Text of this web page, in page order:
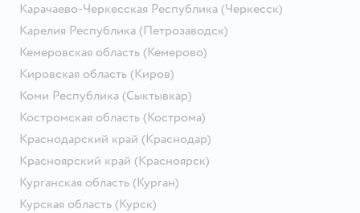
Карачаево-Черкесская Республика (Черкесск)
Карелия Республика (Петрозаводск)
Кемеровская область (Кемерово)
Кировская область (Киров)
Коми Республика (Сыктывкар)
Костромская область (Кострома)
Краснодарский край (Краснодар)
Красноярский край (Красноярск)
Курганская область (Курган)
Курская область (Курск)